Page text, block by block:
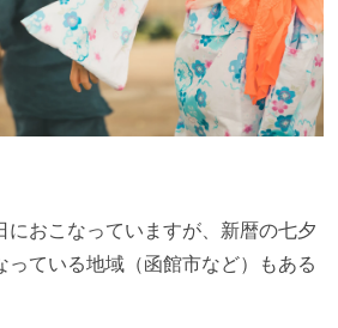
におこなっていますが、新暦の七夕
っている地域（函館市など）もある